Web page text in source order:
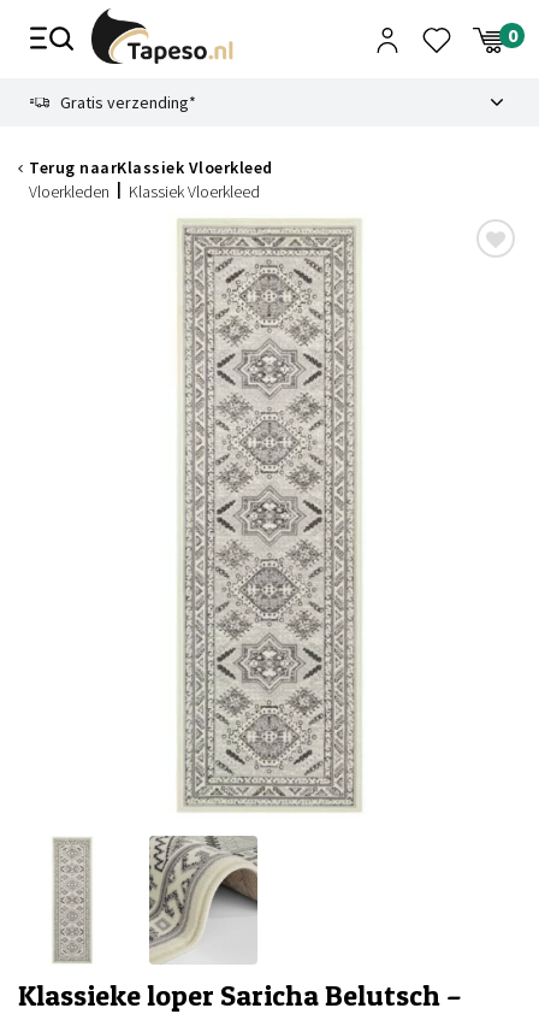
Gratis verzending*
Terug naarKlassiek Vloerkleed
Vloerkleden
Klassiek Vloerkleed
Klassieke loper Saricha Belutsch –